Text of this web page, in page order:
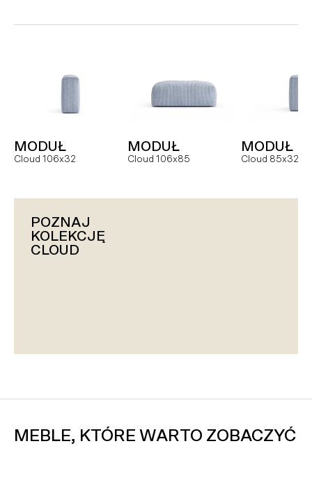
MODUŁ
Cloud 106x32
MODUŁ
Cloud 106x85
MODUŁ
Cloud 85x32
POZNAJ
KOLEKCJĘ
CLOUD
FOTEL
Slay
MODUŁ
Slay MC
MODUŁ
Slay ML
MEBLE, KTÓRE WARTO ZOBACZYĆ